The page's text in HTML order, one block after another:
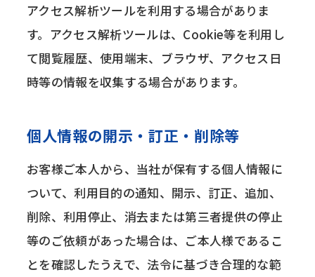
アクセス解析ツールを利用する場合がありま
す。アクセス解析ツールは、Cookie等を利用し
て閲覧履歴、使用端末、ブラウザ、アクセス日
時等の情報を収集する場合があります。
個人情報の開示・訂正・削除等
お客様ご本人から、当社が保有する個人情報に
ついて、利用目的の通知、開示、訂正、追加、
削除、利用停止、消去または第三者提供の停止
等のご依頼があった場合は、ご本人様であるこ
とを確認したうえで、法令に基づき合理的な範